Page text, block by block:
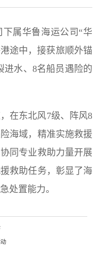
属华鲁海运公司“华
途中，接获旅顺外锚
进水、8名船员遇险的
在东北风7级、阵风8
海域，精准实施救援
同专业救助力量开展
救助任务，彰显了海
处置能力。